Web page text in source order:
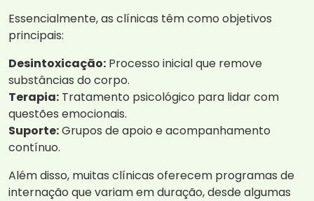
Essencialmente, as clínicas têm como objetivos
principais:
Desintoxicação: Processo inicial que remove
substâncias do corpo.
Terapia: Tratamento psicológico para lidar com
questões emocionais.
Suporte:Grupos de apoio e acompanhamento
contínuo.
Além disso, muitas clínicas oferecem programas de
internação que variam em duração, desde algumas